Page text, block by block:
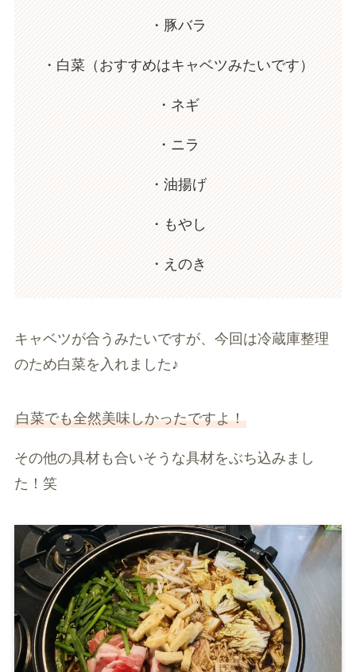
・豚バラ
・白菜（おすすめはキャベツみたいです）
・ネギ
・ニラ
・油揚げ
・もやし
・えのき
キャベツが合うみたいですが、今回は冷蔵庫整理
のため白菜を入れました♪
白菜でも全然美味しかったですよ！
その他の具材も合いそうな具材をぶち込みまし
た！笑